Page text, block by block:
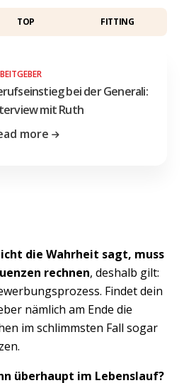
TOP FITTING
bei der Generali:
mit Ruth
more
die Wahrheit sagt, muss
rechnen, deshalb gilt:
Findet dein
nämlich am Ende die
im schlimmsten Fall sogar
überhaupt im Lebenslauf?